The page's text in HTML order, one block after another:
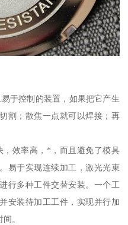
于控制的装置，如果把它产生
割；散焦一点就可以焊接；再
，效率高，*，而且避免了模具
易于实现连续加工，激光光束
行多种工件交替安装。一个工
安装待加工工件，实现并行加
。